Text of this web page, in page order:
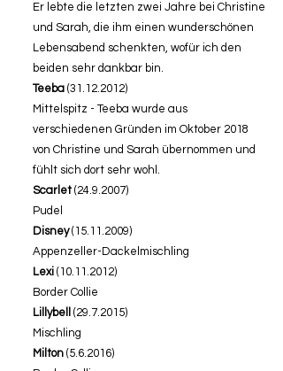
Er lebte die letzten zwei Jahre bei Christine
und Sarah, die ihm einen wunderschönen
Lebensabend schenkten, wofür ich den
beiden sehr dankbar bin.
Teeba (31.12.2012)
Mittelspitz - Teeba wurde aus
verschiedenen Gründen im Oktober 2018
von Christine und Sarah übernommen und
fühlt sich dort sehr wohl.
Scarlet (24.9.2007)
Pudel
Disney (15.11.2009)
Appenzeller-Dackelmischling
Lexi (10.11.2012)
Border Collie
Lillybell (29.7.2015)
Mischling
​​​​Milton (5.6.2016)